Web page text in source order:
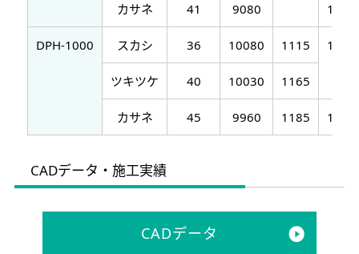
カサネ 41 9080
DPH-1000 スカシ 36 10080 1115
ツキツケ 40 10030 1165
カサネ 45 9960 1185
CADデータ・施工実績
CADデータ